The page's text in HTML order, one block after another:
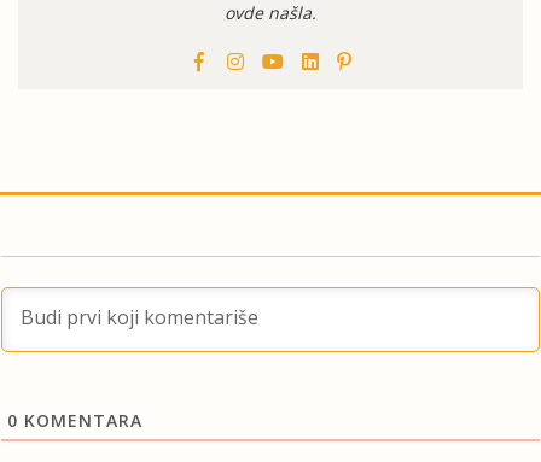
ovde našla.
0 KOMENTARA